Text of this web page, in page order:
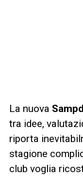
La nuova
tra idee,
riporta
stagione
club voglia